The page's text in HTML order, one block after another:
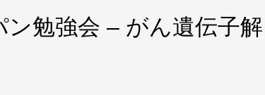
勉強会 – がん遺伝子解